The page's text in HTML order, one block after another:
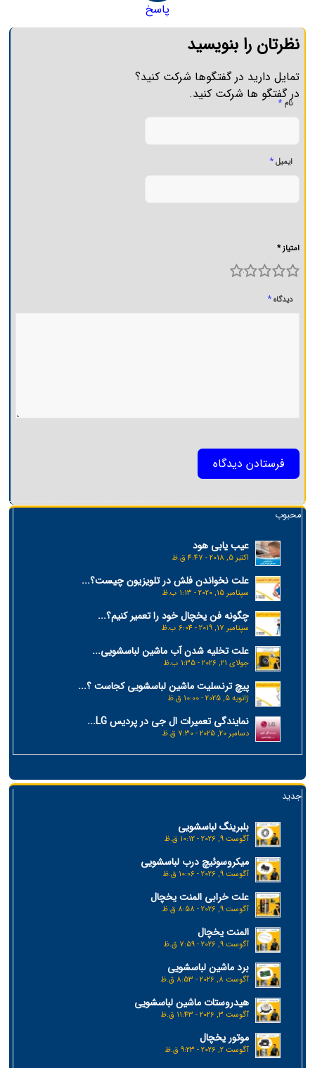
پاسخ
نظرتان را بنویسید
تمایل دارید در گفتگوها شرکت کنید؟
در گفتگو ها شرکت کنید.
نام*
ایمیل*
امتیاز *
4 3 2 1
دیدگاه*
محبوب
عیب یابی هود
اکتبر 5, 2018 - 4:47 ق.ظ
علت نخواندن فلش در تلویزیون چیست؟...
سپتامبر 15, 2020 - 1:13 ب.ظ
چگونه فن یخچال خود را تعمیر کنیم؟...
سپتامبر 17, 2019 - 6:04 ب.ظ
علت تخلیه شدن آب ماشین لباسشویی...
جولای 21, 2026 - 1:35 ب.ظ
پیچ ترنسلیت ماشین لباسشویی کجاست ؟...
ژانویه 5, 2025 - 10:00 ق.ظ
نمایندگی تعمیرات ال جی در پردیس LG...
دسامبر 20, 2025 - 7:30 ق.ظ
جدید
بلبرینگ لباسشویی
آگوست 9, 2026 - 10:12 ق.ظ
میکروسوئیچ درب لباسشویی
آگوست 9, 2026 - 10:06 ق.ظ
علت خرابی المنت یخچال
آگوست 9, 2026 - 8:58 ق.ظ
المنت یخچال
آگوست 9, 2026 - 7:59 ق.ظ
برد ماشین لباسشویی
آگوست 8, 2026 - 8:53 ق.ظ
هیدروستات ماشین لباسشویی
آگوست 3, 2026 - 11:43 ق.ظ
موتور یخچال
آگوست 2, 2026 - 9:23 ق.ظ